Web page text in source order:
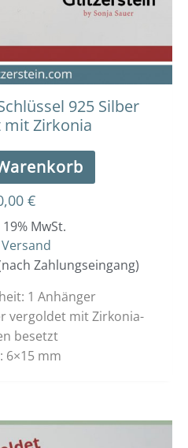
925 Silber
mit Zirkonia
€
MwSt.
Versand
Zahlungseingang)
1 Anhänger
vergoldet mit Zirkonia-
besetzt
6×15 mm